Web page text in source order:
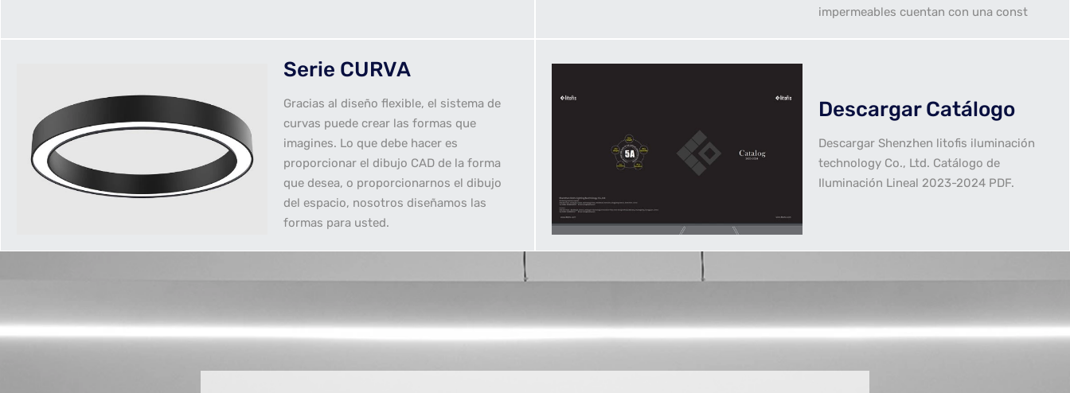
impermeables cuentan con una const
Serie CURVA
Gracias al diseño flexible, el sistema de
curvas puede crear las formas que
imagines. Lo que debe hacer es
proporcionar el dibujo CAD de la forma
que desea, o proporcionarnos el dibujo
del espacio, nosotros diseñamos las
formas para usted.
Descargar Catálogo
Descargar Shenzhen litofis iluminación
technology Co., Ltd. Catálogo de
Iluminación Lineal 2023-2024 PDF.